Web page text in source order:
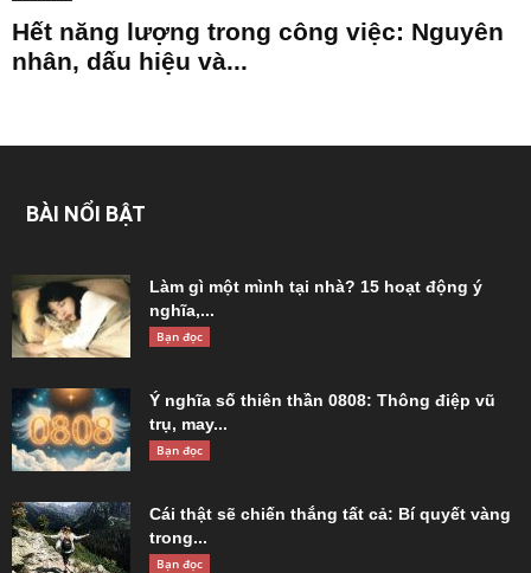
Hết năng lượng trong công việc: Nguyên
nhân, dấu hiệu và...
BÀI NỔI BẬT
Làm gì một mình tại nhà? 15 hoạt động ý
nghĩa,...
Bạn đọc
Ý nghĩa số thiên thần 0808: Thông điệp vũ
trụ, may...
Bạn đọc
Cái thật sẽ chiến thắng tất cả: Bí quyết vàng
trong...
Bạn đọc